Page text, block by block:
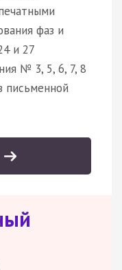
фаз и
и 27
№ 3, 5, 6, 7, 8
письменной